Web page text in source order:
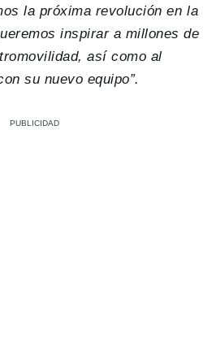
la próxima revolución en la
inspirar a millones de
así como al
su nuevo equipo”.